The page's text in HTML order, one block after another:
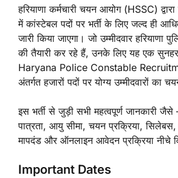
हरियाणा कर्मचारी चयन आयोग (HSSC) द्वारा
में कांस्टेबल पदों पर भर्ती के लिए जल्द ही
जारी किया जाएगा। जो उम्मीदवार हरियाणा
की तैयारी कर रहे हैं, उनके लिए यह एक
Haryana Police Constable
अंतर्गत हजारों पदों पर योग्य उम्मीदवारों का
इस भर्ती से जुड़ी सभी महत्वपूर्ण जानकारी
पात्रता, आयु सीमा, चयन प्रक्रिया, सिलेबस,
मापदंड और ऑनलाइन आवेदन प्रक्रिया नीचे
Important Dates